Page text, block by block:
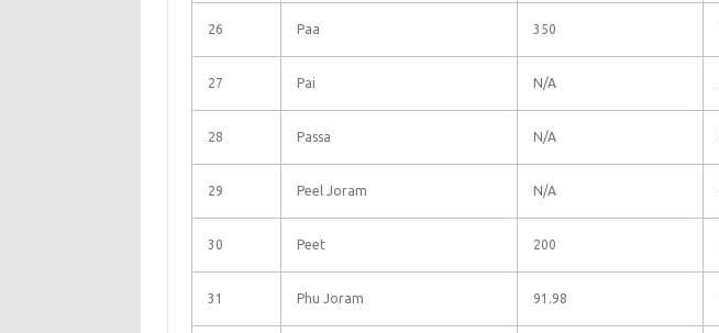
26 Paa 350
27 Pai N/A
28 Passa N/A
29 Peel Joram N/A
30 Peet 200
31 Phu Joram 91.98